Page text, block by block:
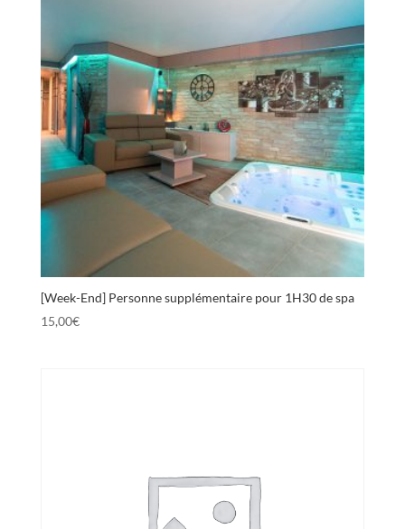
[Week-End] Personne supplémentaire pour 1H30 de spa
15,00€